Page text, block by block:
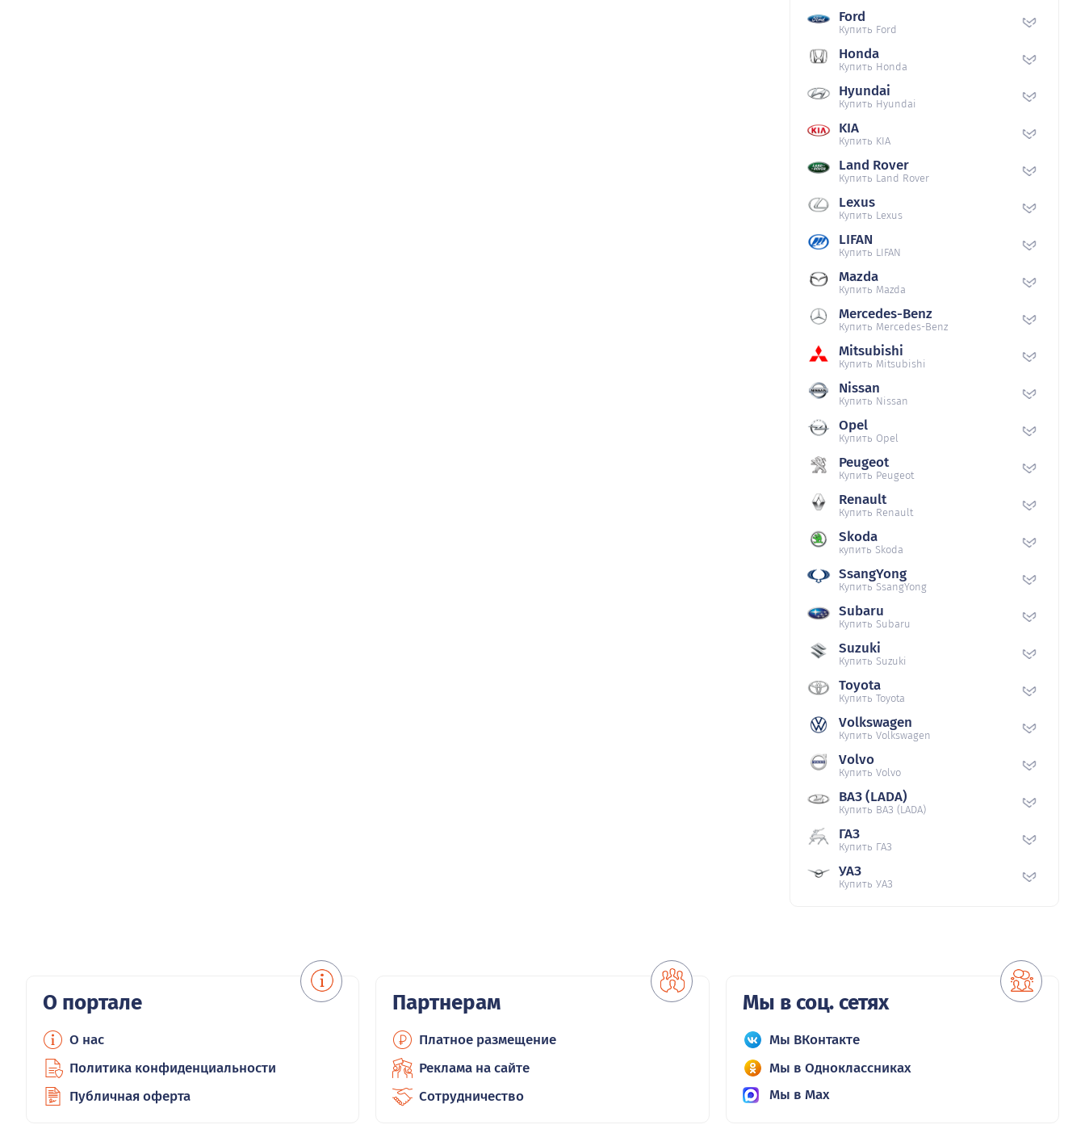
Ford
Купить Ford
Honda
Купить Honda
Hyundai
Купить Hyundai
KIA
Купить KIA
Land Rover
Купить Land Rover
Lexus
Купить Lexus
LIFAN
Купить LIFAN
Mazda
Купить Mazda
Mercedes-Benz
Купить Mercedes-Benz
Mitsubishi
Купить Mitsubishi
Nissan
Купить Nissan
Opel
Купить Opel
Peugeot
Купить Peugeot
Renault
Купить Renault
Skoda
купить Skoda
SsangYong
Купить SsangYong
Subaru
Купить Subaru
Suzuki
Купить Suzuki
Toyota
Купить Toyota
Volkswagen
Купить Volkswagen
Volvo
Купить Volvo
ВАЗ (LADA)
Купить ВАЗ (LADA)
ГАЗ
Купить ГАЗ
УАЗ
Купить УАЗ
О портале
О нас
Политика конфиденциальности
Публичная оферта
Партнерам
Платное размещение
Реклама на сайте
Сотрудничество
Мы в соц. сетях
Мы ВКонтакте
Мы в Одноклассниках
Мы в Max